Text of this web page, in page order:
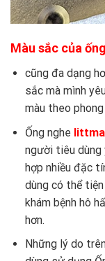
Màu sắc của
cũng đa dạng
sắc mà mình
màu theo
Ống nghe
người tiêu dùng
hợp nhiều đặc
dùng có thể
khám bệnh hô
hơn.
Những lý do